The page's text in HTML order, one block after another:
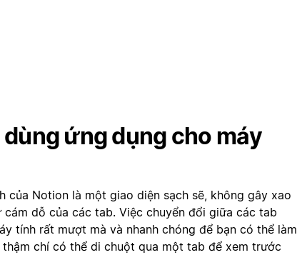
dùng ứng dụng cho máy
của Notion là một giao diện sạch sẽ, không gây xao
cám dỗ của các tab. Việc chuyển đổi giữa các tab
tính rất mượt mà và nhanh chóng để bạn có thể làm
thậm chí có thể di chuột qua một tab để xem trước